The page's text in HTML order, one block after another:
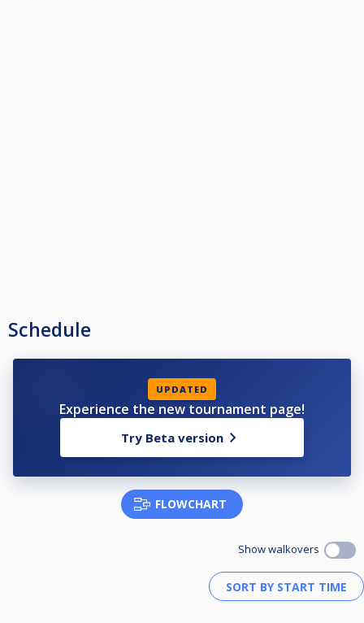
Schedule
UPDATED
Experience the new tournament page!
Try Beta version
FLOWCHART
Show walkovers